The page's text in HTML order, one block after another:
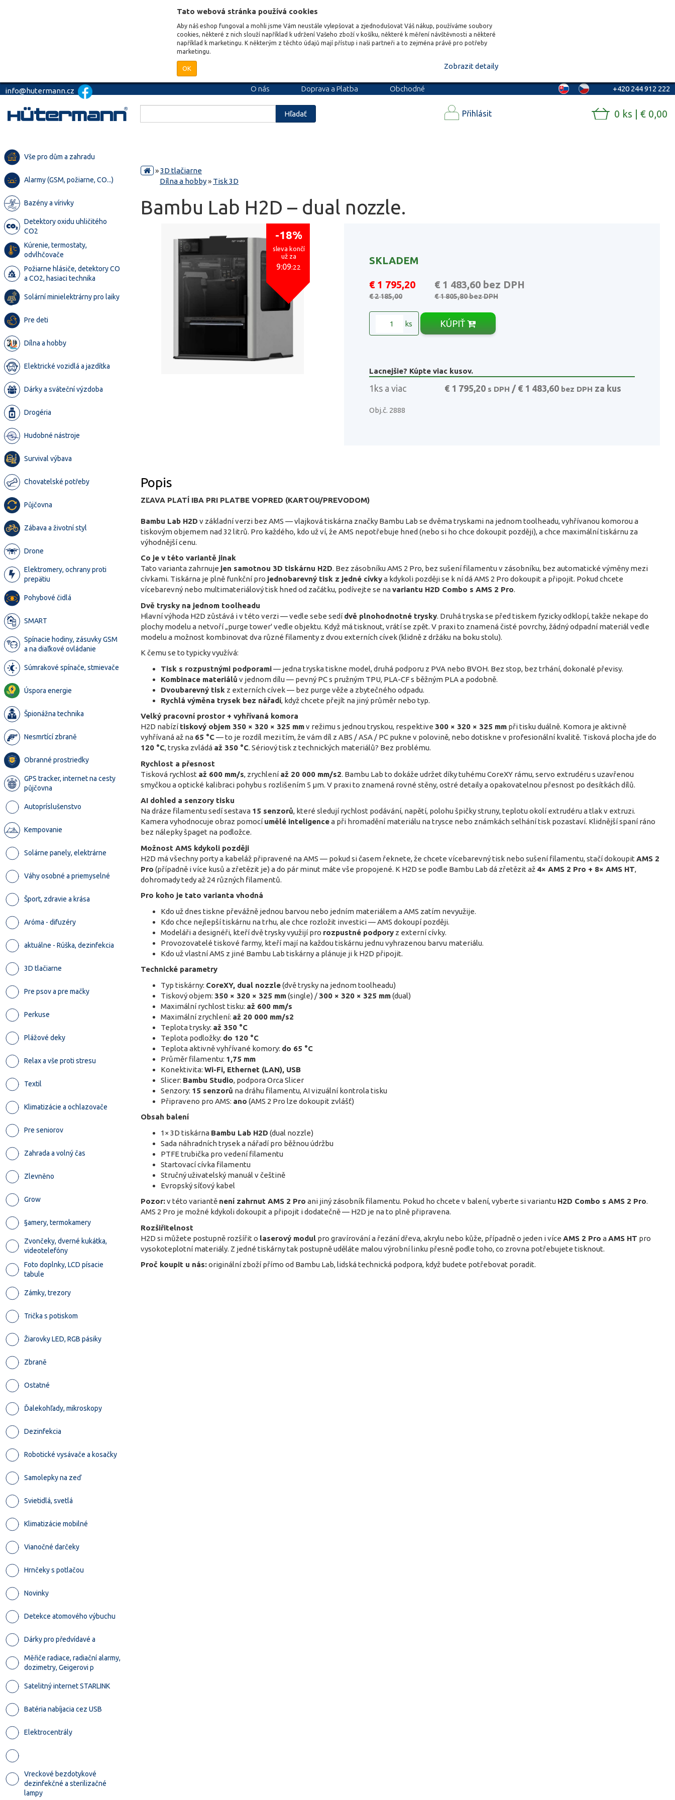
Tato webová stránka používá cookies
Aby náš eshop fungoval a mohli jsme Vám neustále vylepšovat a zjednodušovat Váš nákup, používáme soubory
cookies, některé z nich slouží například k udržení Vašeho zboží v košíku, některé k měření návštěvnosti a některé
například k marketingu. K některým z těchto údajů mají přístup i naši partneři a to zejména právě pro potřeby
marketingu.
OK Zobrazit detaily
info@hutermann.cz O nás Doprava a Platba
Obchodné
+420 244 912 222
Hľadať Přihlásit 0 ks | € 0,00
Vše pro dům a zahradu
Alarmy (GSM, požiarne, CO...)
Bazény a vírivky
Detektory oxidu uhličitého
CO2
Kúrenie, termostaty,
odvlhčovače
Požiarne hlásiče, detektory CO
a CO2, hasiaci technika
Solární minielektrárny pro laiky
Pre deti
Dílna a hobby
Elektrické vozidlá a jazdítka
Dárky a sváteční výzdoba
Drogéria
Hudobné nástroje
Survival výbava
Chovatelské potřeby
Půjčovna
Zábava a životní styl
Drone
Elektromery, ochrany proti
prepätiu
Pohybové čidlá
SMART
Spínacie hodiny, zásuvky GSM
a na diaľkové ovládanie
Súmrakové spínače, stmievače
Úspora energie
Špionážna technika
Nesmrtící zbraně
Obranné prostriedky
GPS tracker, internet na cesty
půjčovna
Autopríslušenstvo
Kempovanie
Solárne panely, elektrárne
Váhy osobné a priemyselné
Šport, zdravie a krása
Aróma - difuzéry
aktuálne - Rúška, dezinfekcia
3D tlačiarne
Pre psov a pre mačky
Perkuse
Plážové deky
Relax a vše proti stresu
Textil
Klimatizácie a ochlazovače
Pre seniorov
Zahrada a volný čas
Zlevněno
Grow
§amery, termokamery
Zvončeky, dverné kukátka,
videotelefóny
Foto doplnky, LCD písacie
tabule
Zámky, trezory
Trička s potiskom
Žiarovky LED, RGB pásiky
Zbraně
Ostatné
Ďalekohľady, mikroskopy
Dezinfekcia
Robotické vysávače a kosačky
Samolepky na zeď
Svietidlá, svetlá
Klimatizácie mobilné
Vianočné darčeky
Hrnčeky s potlačou
Novinky
Detekce atomového výbuchu
Dárky pro předvídavé a
Měřiče radiace, radiační alarmy,
dozimetry, Geigerovi p
Satelitný internet STARLINK
Batéria nabíjacia cez USB
Elektrocentrály
Vreckové bezdotykové
dezinfekčné a sterilizačné
lampy
»3D tlačiarne
Dílna a hobby» Tisk 3D
Bambu Lab H2D – dual nozzle.
-18%
sleva končí
už za
9:09:21
SKLADEM
€ 1 795,20 € 1 483,60 bez DPH
€ 2 185,00 € 1 805,80bez DPH
ks KÚPIŤ
Lacnejšie? Kúpte viac kusov.
1ks a viac € 1 795,20s DPH / € 1 483,60 bez DPH za kus
Obj.č. 2888
Popis
ZĽAVA PLATÍ IBA PRI PLATBE VOPRED (KARTOU/PREVODOM)
Bambu Lab H2D v základní verzi bez AMS — vlajková tiskárna značky Bambu Lab se dvěma tryskami na jednom toolheadu, vyhřívanou komorou a
tiskovým objemem nad 32 litrů. Pro každého, kdo už ví, že AMS nepotřebuje hned (nebo si ho chce dokoupit později), a chce maximální tiskárnu za
výhodnější cenu.
Co je v této variantě jinak
Tato varianta zahrnuje jen samotnou 3D tiskárnu H2D. Bez zásobníku AMS 2 Pro, bez sušení filamentu v zásobníku, bez automatické výměny mezi
cívkami. Tiskárna je plně funkční pro jednobarevný tisk z jedné cívkya kdykoli později se k ní dá AMS 2 Pro dokoupit a připojit. Pokud chcete
vícebarevný nebo multimateriálový tisk hned od začátku, podívejte se navariantu H2D Combo s AMS 2 Pro.
Dvě trysky na jednom toolheadu
Hlavní výhoda H2D zůstává i v této verzi — vedle sebe sedí dvě plnohodnotné trysky. Druhá tryska se před tiskem fyzicky odklopí, takže nekape do
plochy modelu a netvoří „purge tower' vedle objektu. Když má tisknout, vrátí se zpět. V praxi to znamená čisté povrchy, žádný odpadní materiál vedle
modelu a možnost kombinovat dva různé filamenty z dvou externích cívek (klidně z držáku na boku stolu).
K čemu se to typicky využívá:
Tisk s rozpustnými podporami— jedna tryska tiskne model, druhá podporu z PVA nebo BVOH. Bez stop, bez trhání, dokonalé převisy.
Kombinace materiálů v jednom dílu — pevný PC s pružným TPU, PLA-CF s běžným PLA a podobně.
Dvoubarevný tisk z externích cívek — bez purge věže a zbytečného odpadu.
Rychlá výměna trysek bez nářadí, když chcete přejít na jiný průměr nebo typ.
Velký pracovní prostor + vyhřívaná komora
H2D nabízí tiskový objem 350 × 320 × 325 mmv režimu s jednou tryskou, respektive 300 × 320 × 325 mm při tisku duálně. Komora je aktivně
vyhřívaná až na 65 °C— to je rozdíl mezi tím, že vám díl z ABS / ASA / PC pukne v polovině, nebo dotiskne v profesionální kvalitě. Tisková plocha jde do
120 °C, tryska zvládá až 350 °C. Sériový tisk z technických materiálů? Bez problému.
Rychlost a přesnost
Tisková rychlost až 600 mm/s, zrychlení až 20 000 mm/s2. Bambu Lab to dokáže udržet díky tuhému CoreXY rámu, servo extrudéru s uzavřenou
smyčkou a optické kalibraci pohybu s rozlišením 5 µm. V praxi to znamená rovné stěny, ostré detaily a opakovatelnou přesnost po desítkách dílů.
AI dohled a senzory tisku
Na dráze filamentu sedí sestava 15 senzorů, které sledují rychlost podávání, napětí, polohu špičky struny, teplotu okolí extrudéru a tlak v extruzi.
Kamera vyhodnocuje obraz pomocí umělé inteligencea při hromadění materiálu na trysce nebo známkách selhání tisk pozastaví. Klidnější spaní ráno
bez nálepky špaget na podložce.
Možnost AMS kdykoli později
H2D má všechny porty a kabeláž připravené na AMS — pokud si časem řeknete, že chcete vícebarevný tisk nebo sušení filamentu, stačí dokoupit AMS 2
Pro (případně i více kusů a zřetězit je) a do pár minut máte vše propojené. K H2D se podle Bambu Lab dá zřetězit až 4× AMS 2 Pro + 8× AMS HT,
dohromady tedy až 24 různých filamentů.
Pro koho je tato varianta vhodná
Kdo už dnes tiskne převážně jednou barvou nebo jedním materiálem a AMS zatím nevyužije.
Kdo chce nejlepší tiskárnu na trhu, ale chce rozložit investici — AMS dokoupí později.
Modeláři a designéři, kteří dvě trysky využijí pro rozpustné podpory z externí cívky.
Provozovatelé tiskové farmy, kteří mají na každou tiskárnu jednu vyhrazenou barvu materiálu.
Kdo už vlastní AMS z jiné Bambu Lab tiskárny a plánuje ji k H2D připojit.
Technické parametry
Typ tiskárny: CoreXY, dual nozzle(dvě trysky na jednom toolheadu)
Tiskový objem: 350 × 320 × 325 mm(single) /300 × 320 × 325 mm(dual)
Maximální rychlost tisku: až 600 mm/s
Maximální zrychlení: až 20 000 mm/s2
Teplota trysky: až 350 °C
Teplota podložky: do 120 °C
Teplota aktivně vyhřívané komory: do 65 °C
Průměr filamentu: 1,75 mm
Konektivita: Wi-Fi, Ethernet (LAN), USB
Slicer: Bambu Studio, podpora Orca Slicer
Senzory: 15 senzorů na dráhu filamentu, AI vizuální kontrola tisku
Připraveno pro AMS: ano (AMS 2 Pro lze dokoupit zvlášť)
Obsah balení
1× 3D tiskárna Bambu Lab H2D (dual nozzle)
Sada náhradních trysek a nářadí pro běžnou údržbu
PTFE trubička pro vedení filamentu
Startovací cívka filamentu
Stručný uživatelský manuál v češtině
Evropský síťový kabel
Pozor:v této variantě není zahrnut AMS 2 Pro ani jiný zásobník filamentu. Pokud ho chcete v balení, vyberte si variantu H2D Combo s AMS 2 Pro.
AMS 2 Pro je možné kdykoli dokoupit a připojit i dodatečně — H2D je na to plně připravena.
Rozšiřitelnost
H2D si můžete postupně rozšířit o laserový modul pro gravírování a řezání dřeva, akrylu nebo kůže, případně o jeden i více AMS 2 Pro aAMS HT pro
vysokoteplotní materiály. Z jedné tiskárny tak postupně uděláte malou výrobní linku přesně podle toho, co zrovna potřebujete tisknout.
Proč koupit u nás:originální zboží přímo od Bambu Lab, lidská technická podpora, když budete potřebovat poradit.